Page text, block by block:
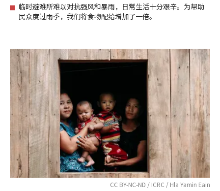
临时避难所难以对抗强风和暴雨，日常生活十分艰辛。为帮助
民众度过雨季，我们将食物配给增加了一倍。
CC BY-NC-ND / ICRC / Hla Yamin Eain